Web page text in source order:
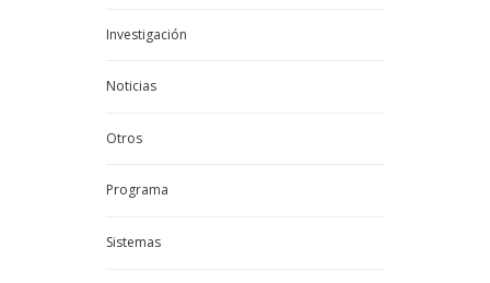
Investigación
Noticias
Otros
Programa
Sistemas